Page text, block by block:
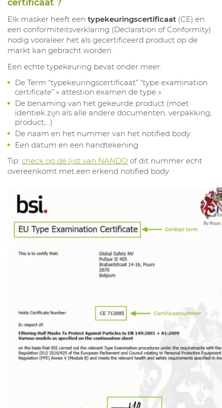
certificaat ?
Elk masker heeft een typekeuringscertificaat (CE) en
een conformiteitsverklaring (Declaration of Conformity)
nodig vooraleer het als gecertificeerd product op de
markt kan gebracht worden.
Een echte typekeuring bevat onder meer:
De Term “typekeuringscertificaat” “type examination
certificate” « attestion examen de type »
De benaming van het gekeurde product (moet
identiek zijn als alle andere documenten, verpakking,
product,...)
De naam en het nummer van het notified body
Een datum en een handtekening
Tip: check op de lijst van NANDO of dit nummer echt
overeenkomt met een erkend notified body.